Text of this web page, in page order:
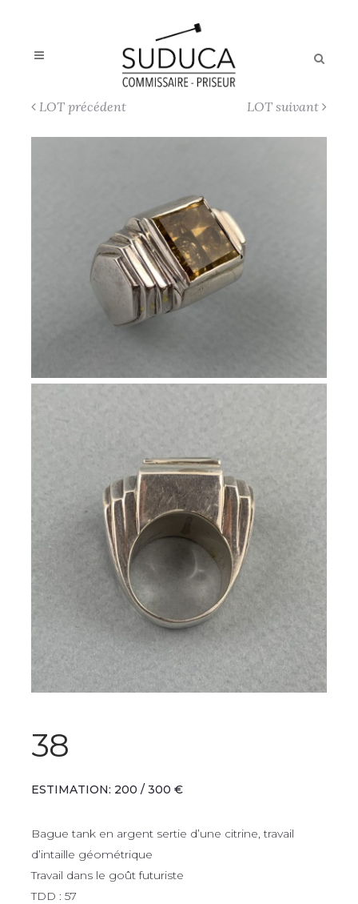
LOT précédent LOT suivant
38
ESTIMATION: 200 / 300 €
Bague tank en argent sertie d’une citrine, travail
d’intaille géométrique
Travail dans le goût futuriste
TDD : 57